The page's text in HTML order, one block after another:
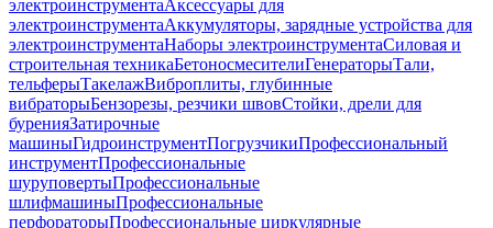
электроинструментаАксессуары для
электроинструментаАккумуляторы, зарядные устройства для
электроинструментаНаборы электроинструментаСиловая и
строительная техникаБетоносмесителиГенераторыТали,
тельферыТакелажВиброплиты, глубинные
вибраторыБензорезы, резчики швовСтойки, дрели для
буренияЗатирочные
машиныГидроинструментПогрузчикиПрофессиональный
инструментПрофессиональные
шуруповертыПрофессиональные
шлифмашиныПрофессиональные
перфораторыПрофессиональные циркулярные